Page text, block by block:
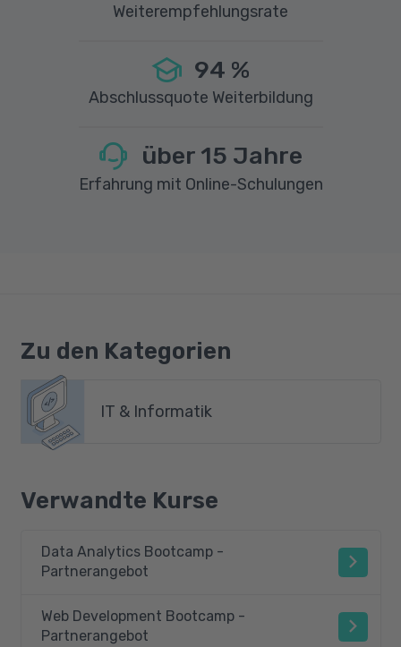
Weiterempfehlungsrate
94 %
Abschlussquote Weiterbildung
über 15 Jahre
Erfahrung mit Online-Schulungen
Zu den Kategorien
IT & Informatik
Verwandte Kurse
Data Analytics Bootcamp -
Partnerangebot
Web Development Bootcamp -
Partnerangebot